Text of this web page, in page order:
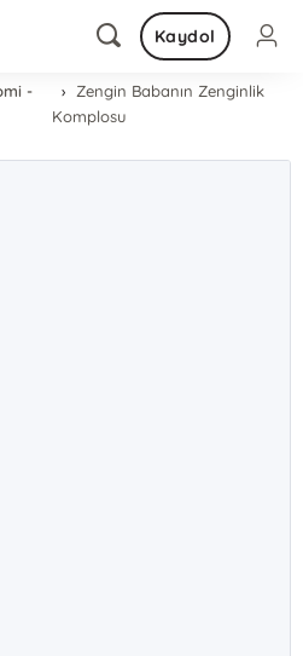
Kaydol
-
Zengin Babanın Zenginlik
Komplosu